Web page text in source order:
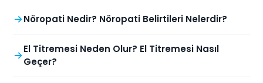
Nöropati Nedir? Nöropati Belirtileri Nelerdir?
El Titremesi Neden Olur? El Titremesi Nasıl
Geçer?